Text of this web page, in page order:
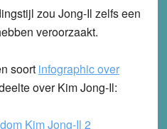
zou Jong-Il zelfs een
veroorzaakt.
soort infographic over
over Kim Jong-Il: